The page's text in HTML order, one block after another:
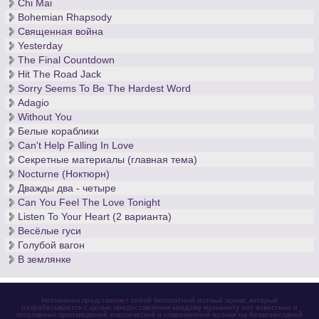
Chi Mai
Bohemian Rhapsody
Священная война
Yesterday
The Final Countdown
Hit The Road Jack
Sorry Seems To Be The Hardest Word
Adagio
Without You
Белые кораблики
Can't Help Falling In Love
Секретные материалы (главная тема)
Nocturne (Ноктюрн)
Дважды два - четыре
Can You Feel The Love Tonight
Listen To Your Heart (2 варианта)
Весёлые гуси
Голубой вагон
В землянке
Нотомания представляет собой бесплатный нотный архив, который
разрабатывается с целью предоставления каждому музыканту нот известных и
популярных произведений классической и современной музыки на безвозмездной